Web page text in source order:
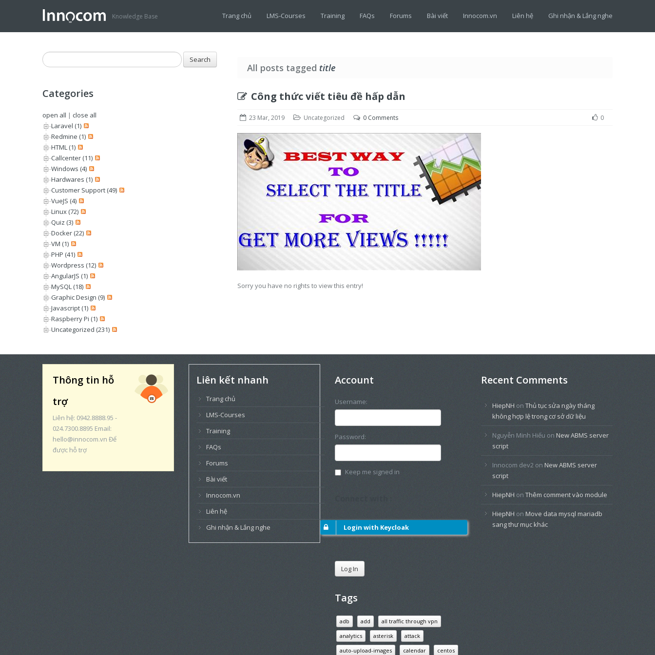
Knowledge Base Trang chủ LMS-Courses Training FAQs Forums Bài viết Innocom.vn Liên hệ Ghi nhận & Lắng nghe
Categories
open all | close all
Laravel (1)
Redmine (1)
HTML (1)
Callcenter (11)
Windows (4)
Hardwares (1)
Customer Support (49)
VueJS (4)
Linux (72)
Quiz (3)
Docker (22)
VM (1)
PHP (41)
Wordpress (12)
AngularJS (1)
MySQL (18)
Graphic Design (9)
Javascript (1)
Raspberry Pi (1)
Uncategorized (231)
All posts tagged title
Công thức viết tiêu đề hấp dẫn
23 Mar, 2019 Uncategorized 0 Comments 0
Sorry you have no rights to view this entry!
Thông tin hỗ
trợ
Liên hệ: 0942.8888.95 -
024.7300.8895 Email:
hello@innocom.vn Để
được hỗ trợ
Liên kết nhanh
Trang chủ
LMS-Courses
Training
FAQs
Forums
Bài viết
Innocom.vn
Liên hệ
Ghi nhận & Lắng nghe
Account
Username:
Password:
Keep me signed in
Login with Keycloak
Log In
Tags
adb add
all traffic through vpn
analytics
asterisk
attack
auto-upload-images
calendar centos
Recent Comments
HiepNH on Thủ tục sửa ngày tháng
không hợp lệ trong cơ sở dữ liệu
Nguyễn Minh Hiếu on New ABMS server
script
Innocom dev2 on New ABMS server
script
HiepNH on Thêm comment vào module
HiepNH on Move data mysql mariadb
sang thư mục khác